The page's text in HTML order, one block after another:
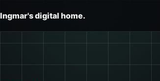
Ingmar's digital home.